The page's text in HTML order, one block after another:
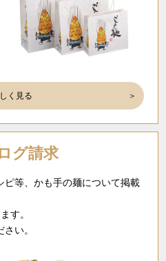
く見る
グ請求
ピ等、かも手の麺について掲載
す。
い。